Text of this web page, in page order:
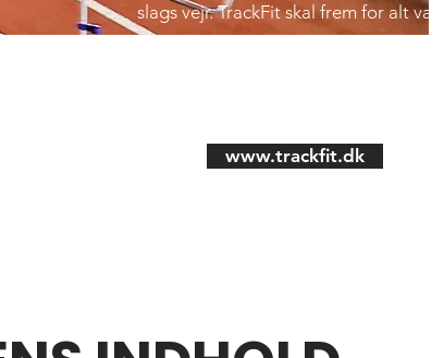
slags vejr. TrackFit skal frem for alt være
www.trackfit.dk